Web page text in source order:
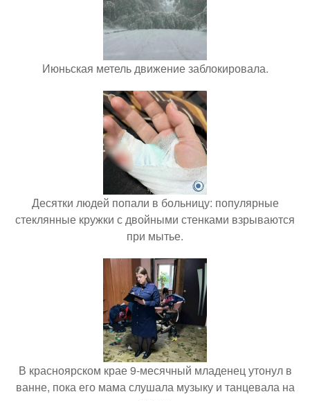
Июньская метель движение заблокировала.
Десятки людей попали в больницу: популярные
стеклянные кружки с двойными стенками взрываются
при мытье.
В красноярском крае 9-месячный младенец утонул в
ванне, пока его мама слушала музыку и танцевала на